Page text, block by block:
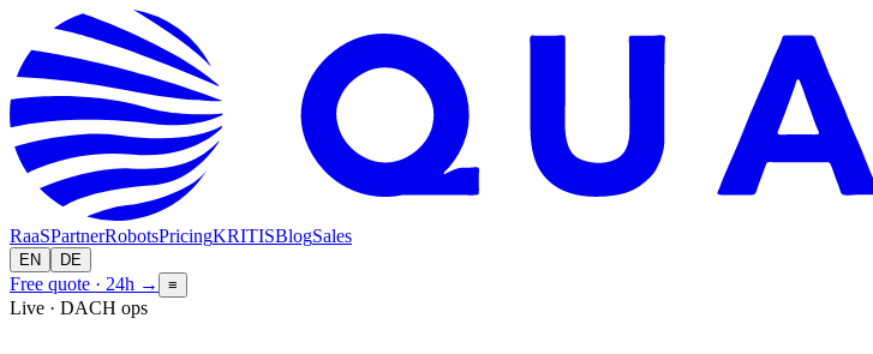
RaaSPartnerRobotsPricingKRITISBlogSales
EN DE
Free quote · 24h → ≡
Live · DACH ops